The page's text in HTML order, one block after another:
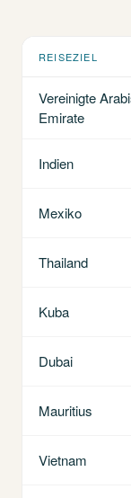
REISEZIEL
Vereinigte
Emirate
Indien
Mexiko
Thailand
Kuba
Dubai
Mauritius
Vietnam